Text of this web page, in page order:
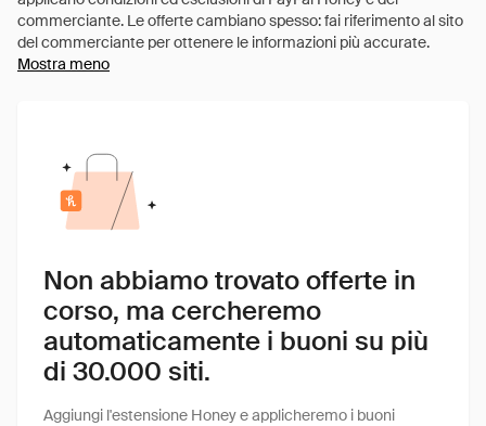
Mostra meno
Non abbiamo trovato offerte in
corso, ma cercheremo
automaticamente i buoni su più
di 30.000 siti.
Aggiungi l'estensione Honey e applicheremo i buoni